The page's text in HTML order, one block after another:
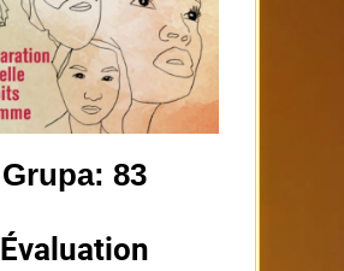
Grupa: 83
Évaluation